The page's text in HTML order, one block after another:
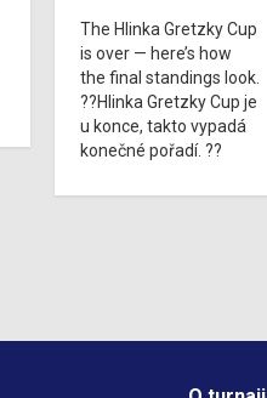
The Hlinka Gretzky Cup
is over — here’s how
the final standings look.
??Hlinka Gretzky Cup je
u konce, takto vypadá
konečné pořadí. ??